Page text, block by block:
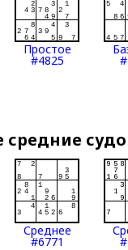
Простое
#4825
средние
Среднее
#6771